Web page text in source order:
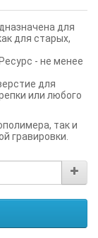
для
для старых,
- не менее
для
или любого
так и
гравировки.